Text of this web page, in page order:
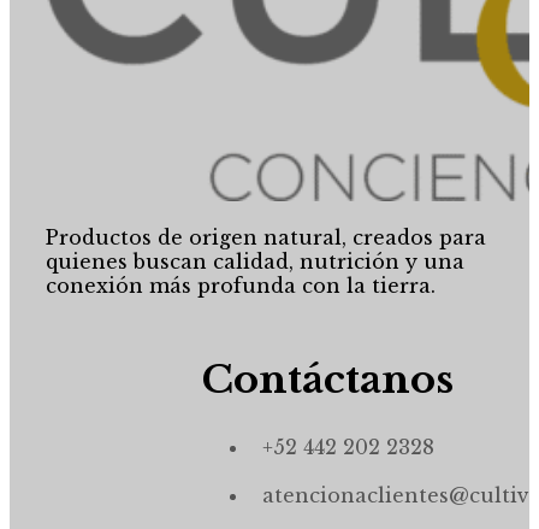
Productos de origen natural, creados para
quienes buscan calidad, nutrición y una
conexión más profunda con la tierra.
Contáctanos
+52 442 202 2328